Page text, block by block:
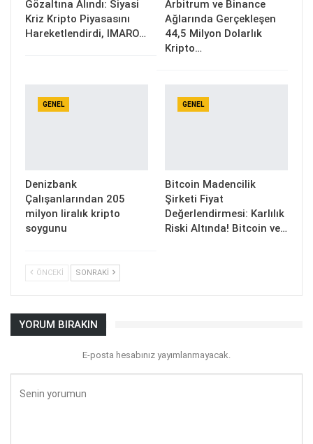
Gözaltına Alındı: Siyasi
Kriz Kripto Piyasasını
Hareketlendirdi, IMARO…
Arbitrum ve Binance
Ağlarında Gerçekleşen
44,5 Milyon Dolarlık
Kripto…
GENEL
Denizbank
Çalışanlarından 205
milyon liralık kripto
soygunu
GENEL
Bitcoin Madencilik
Şirketi Fiyat
Değerlendirmesi: Karlılık
Riski Altında! Bitcoin ve…
ÖNCEKI SONRAKI
YORUM BIRAKIN
E-posta hesabınız yayımlanmayacak.